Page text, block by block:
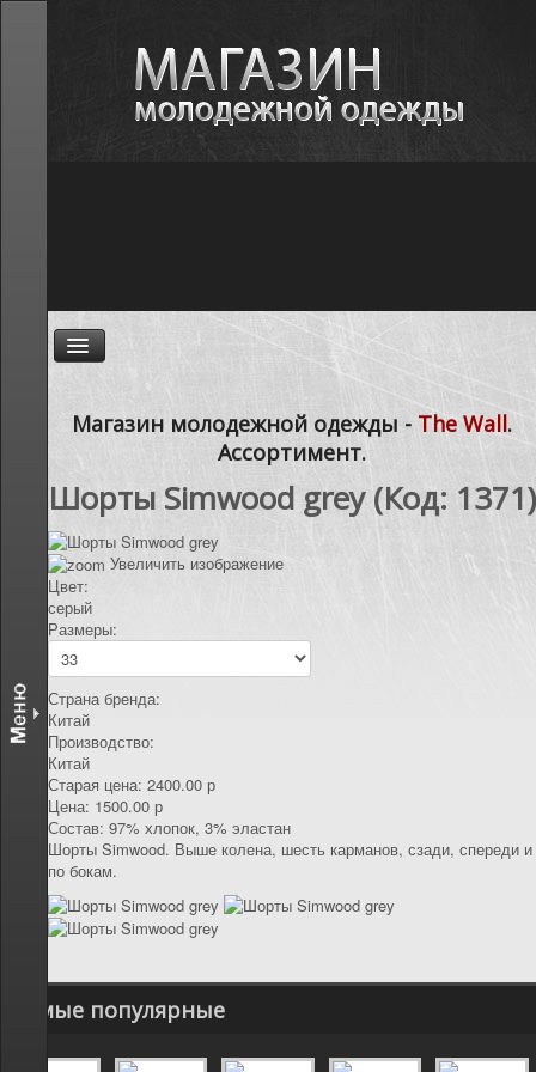
АССОРТИМЕНТ
КОНТАКТЫ
Магазин молодежной одежды - The Wall.
Ассортимент.
Шорты Simwood grey(Код: 1371)
Увеличить изображение
Цвет:
серый
Размеры:
Страна бренда:
Китай
Производство:
Китай
Старая цена: 2400.00 р
Цена: 1500.00 р
Состав: 97% хлопок, 3% эластан
Шорты Simwood. Выше колена, шесть карманов, сзади, спереди и
по бокам.
Самые популярные